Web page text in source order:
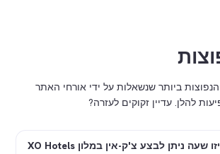
Stadhouderskade 78,
Paulus
ביותר שנשאלות על ידי אורחי האתר
להלן. עדיין זקוקים לעזרה?
⭐ מאיזו שעה ניתן לבצע צ'ק-אין במלון XO Hotels